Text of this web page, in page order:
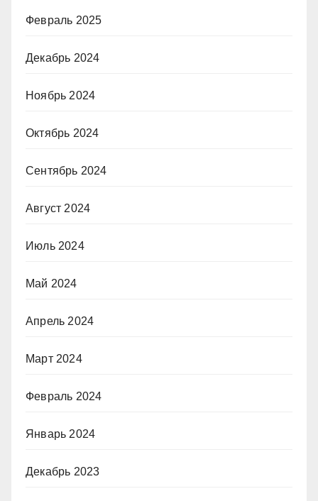
Февраль 2025
Декабрь 2024
Ноябрь 2024
Октябрь 2024
Сентябрь 2024
Август 2024
Июль 2024
Май 2024
Апрель 2024
Март 2024
Февраль 2024
Январь 2024
Декабрь 2023